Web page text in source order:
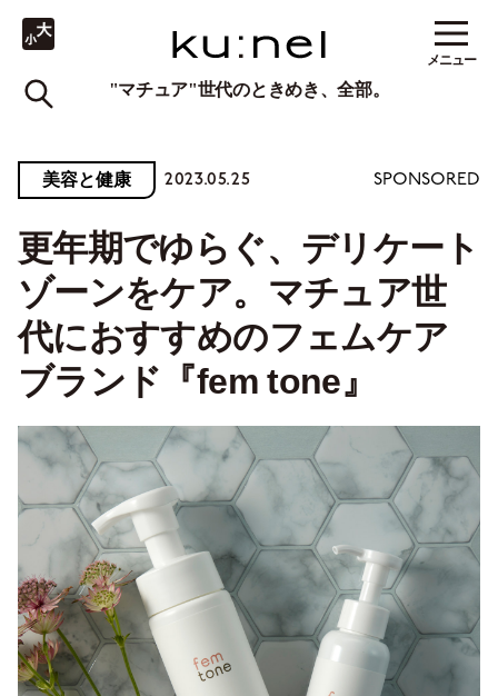
"マチュア"世代のときめき、全部。
メニュー
美容と健康 2023.05.25 SPONSORED
更年期でゆらぐ、デリケート
ゾーンをケア。マチュア世
代におすすめのフェムケア
ブランド『fem tone』